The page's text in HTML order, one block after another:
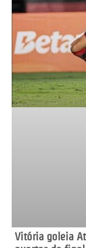
Vitória goleia